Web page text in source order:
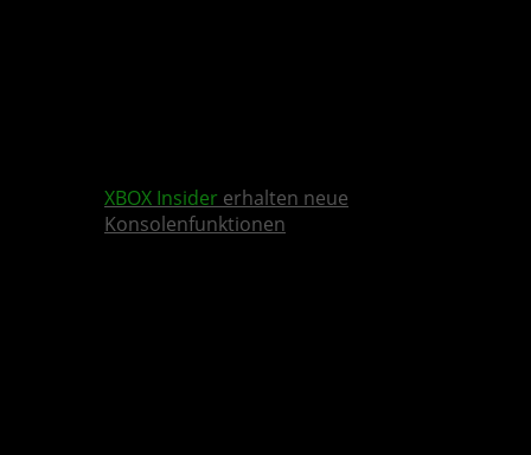
XBOX Insider erhalten neue
Konsolenfunktionen